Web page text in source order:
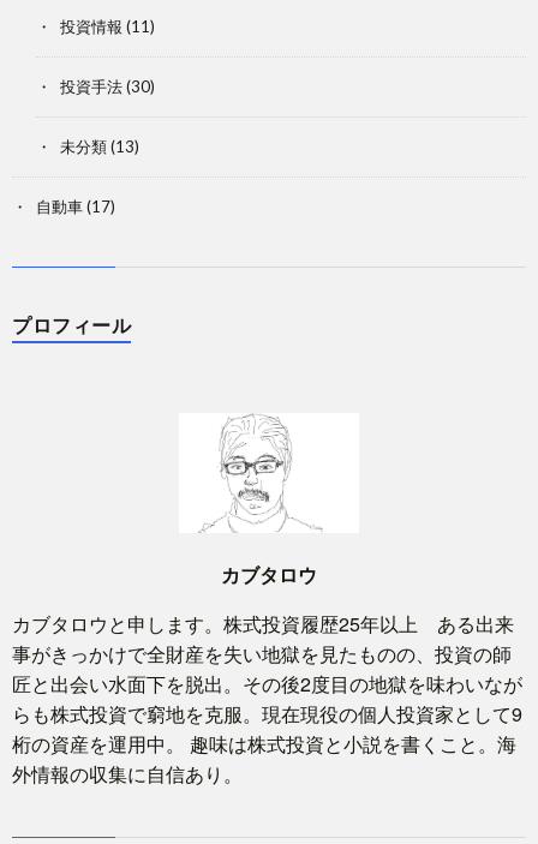
投資情報 (11)
投資手法(30)
未分類(13)
自動車(17)
プロフィール
カブタロウ
カブタロウと申します。株式投資履歴25年以上 ある出来
事がきっかけで全財産を失い地獄を見たものの、投資の師
匠と出会い水面下を脱出。その後2度目の地獄を味わいなが
らも株式投資で窮地を克服。現在現役の個人投資家として9
桁の資産を運用中。 趣味は株式投資と小説を書くこと。海
外情報の収集に自信あり。